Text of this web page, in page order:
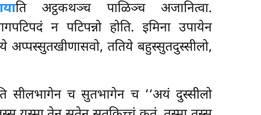
ति अट्ठकथञ्च पाळिञ्च अजानित्वा.
न पटिपन्नो होति. इमिना उपायेन
अप्पस्सुतखीणासवो, ततिये बहुस्सुतदुस्सीलो,
सीलभागेन चसुतभागेन च ‘‘अयं दुस्सीलो